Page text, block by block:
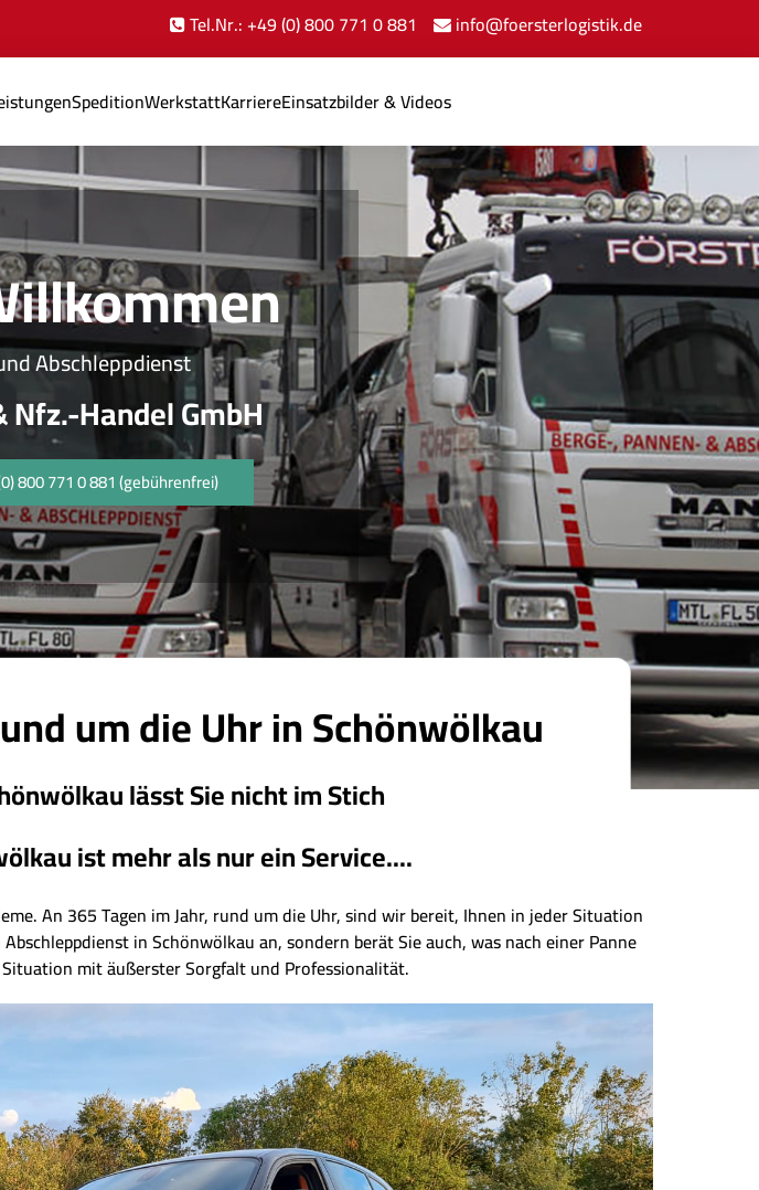
Tel.Nr.: +49 (0) 800 771 0 881 info@foersterlogistik.de
SpeditionWerkstattKarriereEinsatzbilder & Videos
Abschleppdienst
Handel GmbH
800 771 0 881 (gebührenfrei)
um die Uhr in Schönwölkau
lässt Sie nicht im Stich
ist mehr als nur ein Service....
An 365 Tagen im Jahr, rund um die Uhr, sind wir bereit, Ihnen in jeder Situation
in Schönwölkau an, sondern berät Sie auch, was nach einer Panne
mit äußerster Sorgfalt und Professionalität.